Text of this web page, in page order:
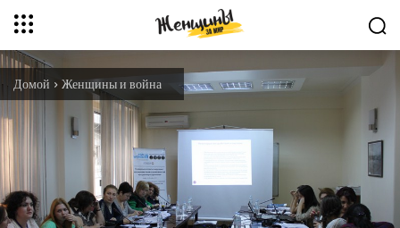
Домой Женщины и война